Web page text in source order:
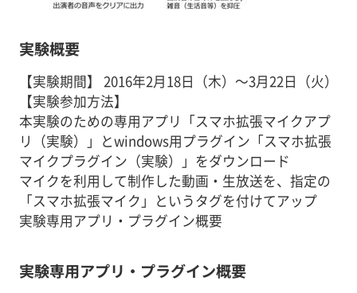
実験概要
【実験期間】 2016年2月18日（木）～3月22日（火）
【実験参加方法】
本実験のための専用アプリ「スマホ拡張マイクアプ
リ（実験）」とwindows用プラグイン「スマホ拡張
マイクプラグイン（実験）」をダウンロード
マイクを利用して制作した動画・生放送を、指定の
「スマホ拡張マイク」というタグを付けてアップ
実験専用アプリ・プラグイン概要
実験専用アプリ・プラグイン概要